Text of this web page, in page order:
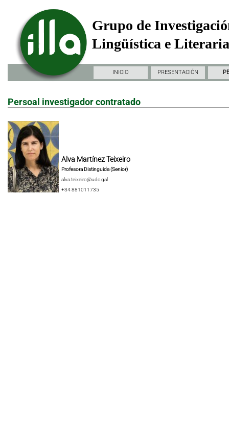
Grupo de
Lingüística e
INICIO PRESENTACIÓN
Persoal investigador contratado
Alva Martínez Teixeiro
Profesora Distinguida (Senior)
alva.teixeiro@udc.gal
+34 881011735